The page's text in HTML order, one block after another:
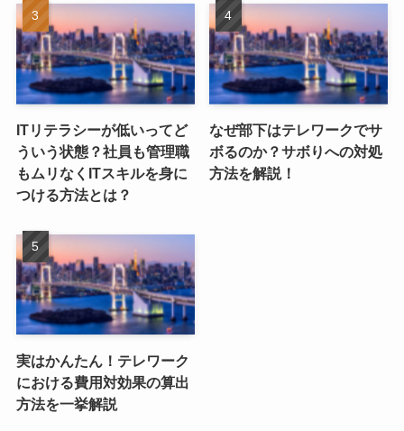
ITリテラシーが低いってど
ういう状態？社員も管理職
もムリなくITスキルを身に
つける方法とは？
なぜ部下はテレワークでサ
ボるのか？サボりへの対処
方法を解説！
実はかんたん！テレワーク
における費用対効果の算出
方法を一挙解説